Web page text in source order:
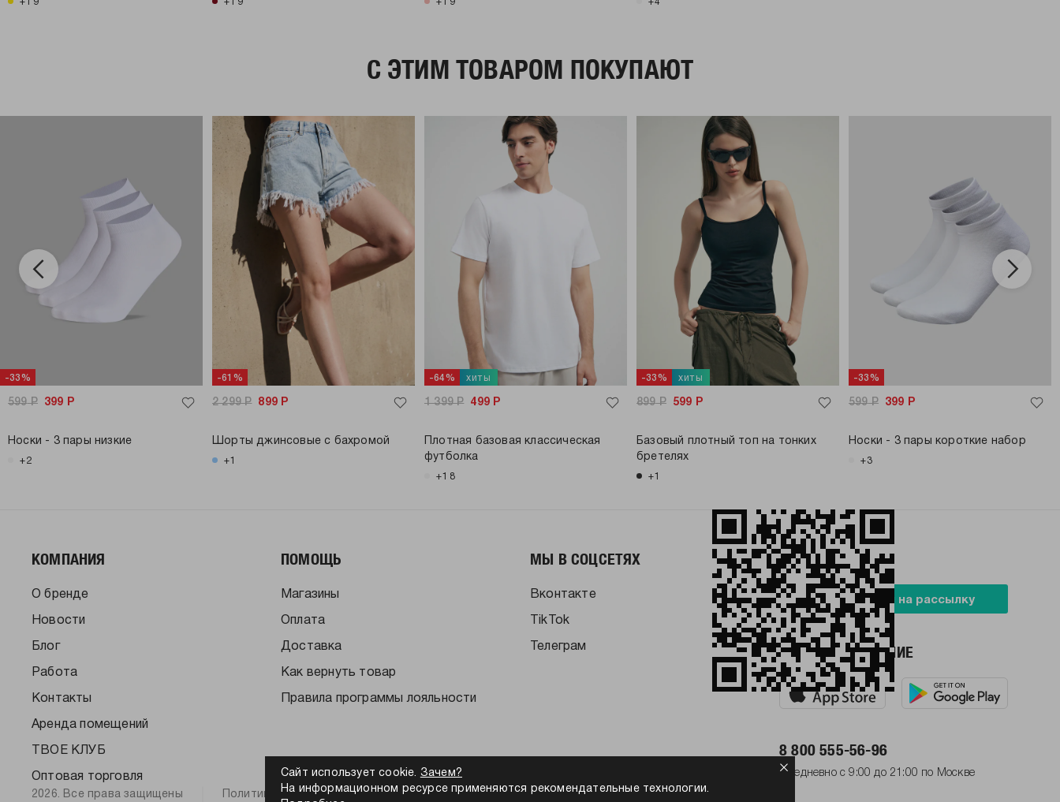
+19 +19 +19 +4
C ЭТИМ ТОВАРОМ ПОКУПАЮТ
-33%
599Р 399 Р
Носки - 3 пары низкие
+2
-61%
2 299Р 899 Р
Шорты джинсовые с бахромой
+1
-64% хиты
1 399Р 499 Р
Плотная базовая классическая
футболка
+18
-33% хиты
899Р 599 Р
Базовый плотный топ на тонких
бретелях
+1
-33%
599Р 399 Р
Носки - 3 пары короткие набор
+3
Сайт использует cookie. Зачем?
На информационном ресурсе применяются рекомендательные технологии.
КОМПАНИЯ
О бренде
Новости
Блог
Работа
Контакты
Аренда помещений
ТВОЕ КЛУБ
Оптовая торговля
ПОМОЩЬ
Магазины
Оплата
Доставка
Как вернуть товар
Правила программы лояльности
МЫ В СОЦСЕТЯХ
Вконтакте
TikTok
Телеграм
БУДЬ В ТРЕНДЕ
Подписаться на рассылку
НАШЕ ПРИЛОЖЕНИЕ
8 800 555-56-96
Ежедневно с 9:00 до 21:00 по Москве
2026. Все права защищены Политика конфиденциальности Согласие на обработку персональных данных